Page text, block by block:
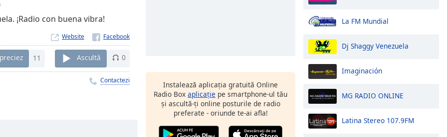
¡Radio con buena vibra!
Website
11 Ascultă 0
Contactezi
Instalează aplicația gratuită Online
Radio Box aplicație pe smartphone-ul tău
și ascultă-ți online posturile de radio
preferate - oriunde te-ai afla!
La FM Mundial
Dj Shaggy Venezuela
Imaginación
MG RADIO ONLINE
Latina Stereo 107.9FM